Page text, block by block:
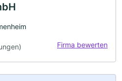
Firma bewerten